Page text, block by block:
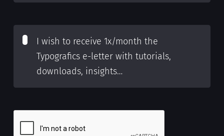
I wish to receive 1x/month the
Typografics e-letter with tutorials,
downloads, insights…